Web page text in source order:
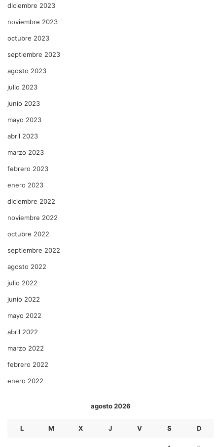
diciembre 2023
noviembre 2023
octubre 2023
septiembre 2023
agosto 2023
julio 2023
junio 2023
mayo 2023
abril 2023
marzo 2023
febrero 2023
enero 2023
diciembre 2022
noviembre 2022
octubre 2022
septiembre 2022
agosto 2022
julio 2022
junio 2022
mayo 2022
abril 2022
marzo 2022
febrero 2022
enero 2022
agosto 2026
L M X J V S D